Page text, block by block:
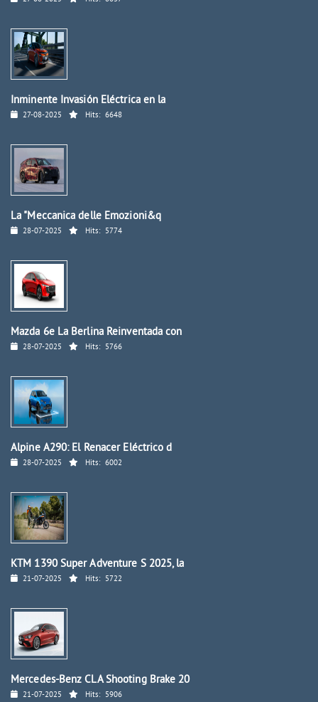
Inminente Invasión Eléctrica en la
27-08-2025 Hits: 6648
La "Meccanica delle Emozioni&q
28-07-2025 Hits: 5774
Mazda 6e La Berlina Reinventada con
28-07-2025 Hits: 5766
Alpine A290: El Renacer Eléctrico d
28-07-2025 Hits: 6002
KTM 1390 Super Adventure S 2025, la
21-07-2025 Hits: 5722
Mercedes-Benz CLA Shooting Brake 20
21-07-2025 Hits: 5906